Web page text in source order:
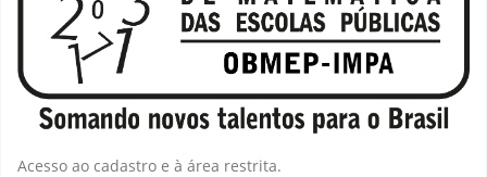
Acesso ao cadastro e à área restrita.